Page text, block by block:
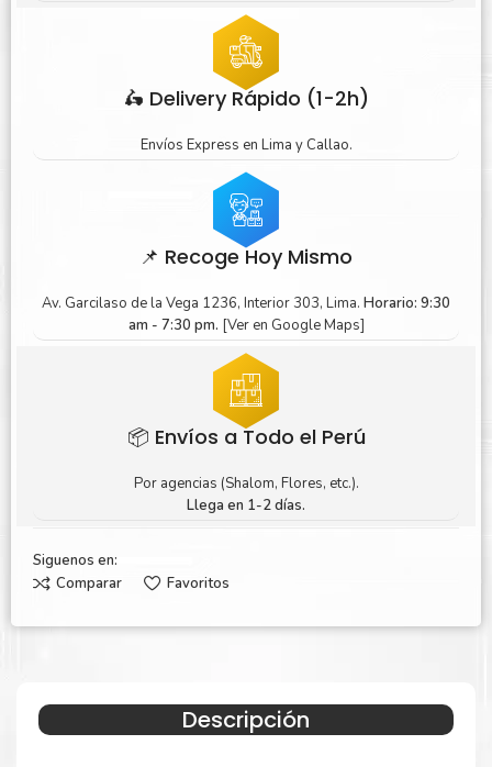
🛵 Delivery Rápido (1-2h)
Envíos Express en Lima y Callao.
📌 Recoge Hoy Mismo
Av. Garcilaso de la Vega 1236, Interior 303, Lima. Horario: 9:30
am - 7:30 pm. [Ver en Google Maps]
📦 Envíos a Todo el Perú
Por agencias (Shalom, Flores, etc.).
Llega en 1-2 días.
Siguenos en:
Comparar
Favoritos
Descripción